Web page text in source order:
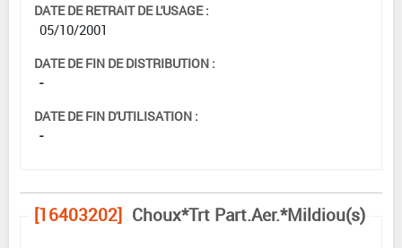
DATE DE RETRAIT DE L'USAGE :
05/10/2001
DATE DE FIN DE DISTRIBUTION :
-
DATE DE FIN D'UTILISATION :
-
[16403202] Choux*Trt Part.Aer.*Mildiou(s)